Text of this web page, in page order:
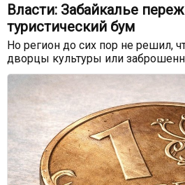
Власти: Забайкалье
туристический бум
Но регион до сих пор не решил,
дворцы культуры или